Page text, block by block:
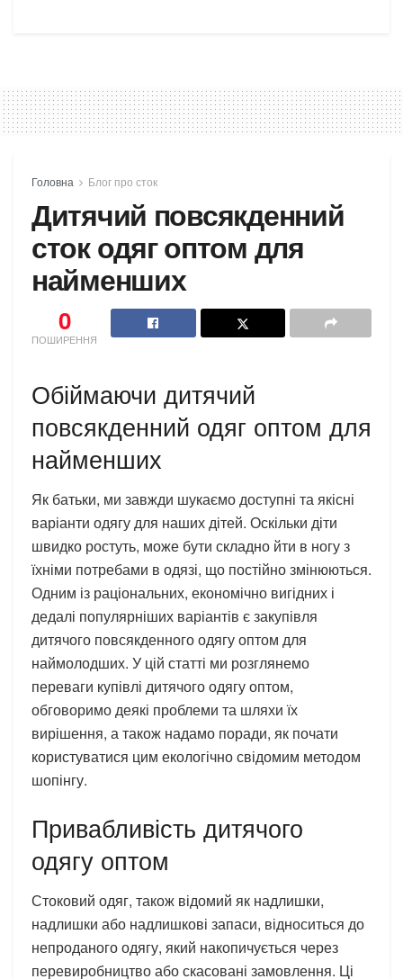
Головна Блог про сток
Дитячий повсякденний
сток одяг оптом для
найменших
0
ПОШИРЕННЯ
Обіймаючи дитячий
повсякденний одяг оптом для
найменших
Як батьки, ми завжди шукаємо доступні та якісні
варіанти одягу для наших дітей. Оскільки діти
швидко ростуть, може бути складно йти в ногу з
їхніми потребами в одязі, що постійно змінюються.
Одним із раціональних, економічно вигідних і
дедалі популярніших варіантів є закупівля
дитячого повсякденного одягу оптом для
наймолодших. У цій статті ми розглянемо
переваги купівлі дитячого одягу оптом,
обговоримо деякі проблеми та шляхи їх
вирішення, а також надамо поради, як почати
користуватися цим екологічно свідомим методом
шопінгу.
Привабливість дитячого
одягу оптом
Стоковий одяг, також відомий як надлишки,
надлишки або надлишкові запаси, відноситься до
непроданого одягу, який накопичується через
перевиробництво або скасовані замовлення. Ці